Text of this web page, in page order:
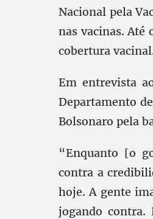
Nacional pela
nas vacinas. Até
cobertura
Em entrevista
Departamento
Bolsonaro pela
“Enquanto [o
contra a
hoje. A gente
jogando contra.